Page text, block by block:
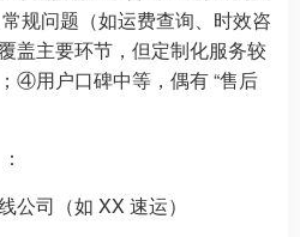
规问题（如运费查询、时效咨
盖主要环节，但定制化服务较
④用户口碑中等，偶有 “售后
：
公司（如 XX 速运）